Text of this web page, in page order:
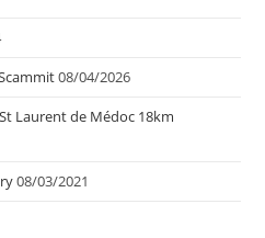
08/04/2026
Laurent de Médoc 18km
08/03/2021